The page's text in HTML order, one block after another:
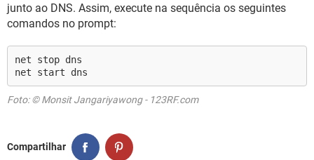
junto ao DNS. Assim, execute na sequência os seguintes
comandos no prompt:
net stop dns
net start dns
Foto: © Monsit Jangariyawong - 123RF.com
Compartilhar